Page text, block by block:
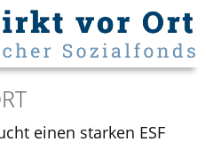
einen starken ESF